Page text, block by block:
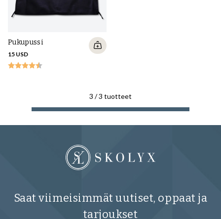
Pukupussi
15 USD
3 /3 tuotteet
Saat viimeisimmät uutiset, oppaat ja
tarjoukset